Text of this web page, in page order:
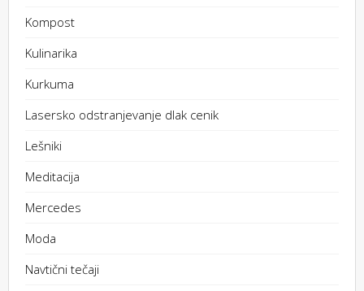
Kompost
Kulinarika
Kurkuma
Lasersko odstranjevanje dlak cenik
Lešniki
Meditacija
Mercedes
Moda
Navtični tečaji